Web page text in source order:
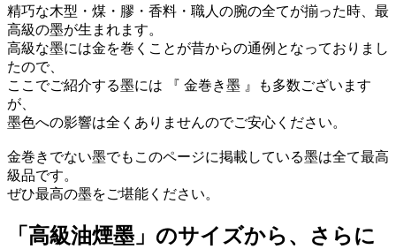
精巧な木型・煤・膠・香料・職人の腕の全てが揃った時、最
高級の墨が生まれます。
高級な墨には金を巻くことが昔からの通例となっておりまし
たので、
ここでご紹介する墨には 『 金巻き墨 』も多数ございます
が、
墨色への影響は全くありませんのでご安心ください。
金巻きでない墨でもこのページに掲載している墨は全て最高
級品です。
ぜひ最高の墨をご堪能ください。
「高級油煙墨」のサイズから、さらに